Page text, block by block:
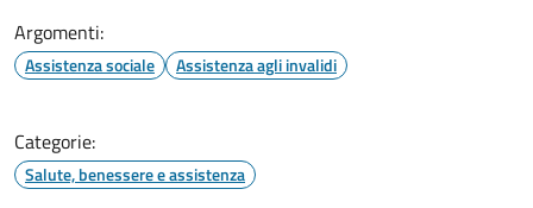
Argomenti:
Assistenza sociale Assistenza agli invalidi
Categorie:
Salute, benessere e assistenza